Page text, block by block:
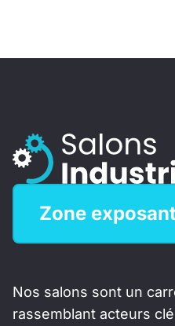
Zone exposant
Nos salons sont un
rassemblant acteurs